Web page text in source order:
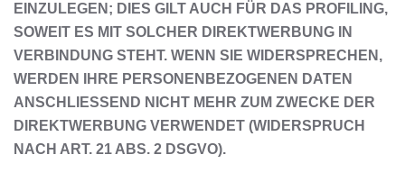
EINZULEGEN; DIES GILT AUCH FÜR DAS PROFILING,
SOWEIT ES MIT SOLCHER DIREKTWERBUNG IN
VERBINDUNG STEHT. WENN SIE WIDERSPRECHEN,
WERDEN IHRE PERSONENBEZOGENEN DATEN
ANSCHLIESSEND NICHT MEHR ZUM ZWECKE DER
DIREKTWERBUNG VERWENDET (WIDERSPRUCH
NACH ART. 21 ABS. 2 DSGVO).